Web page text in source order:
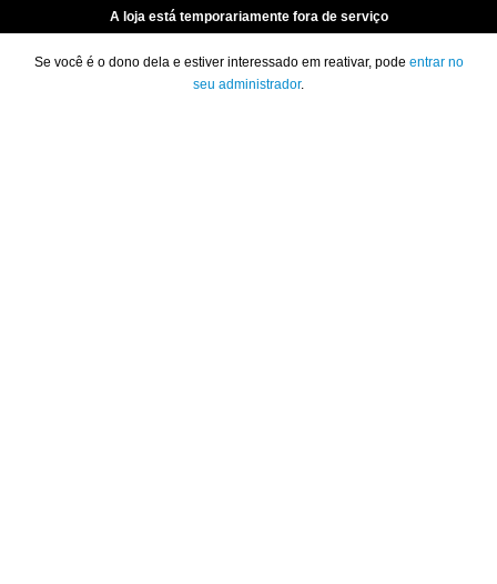
A loja está temporariamente fora de serviço
Se você é o dono dela e estiver interessado em reativar, pode entrar no
seu administrador.